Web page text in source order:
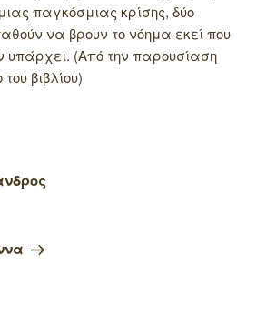
παγκόσμιας κρίσης, δύο
να βρουν το νόημα εκεί που
υπάρχει. (Από την παρουσίαση
βιβλίου)